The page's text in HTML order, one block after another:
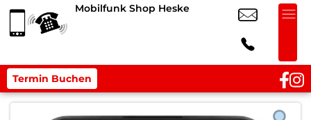
Mobilfunk Shop Heske
Termin Buchen